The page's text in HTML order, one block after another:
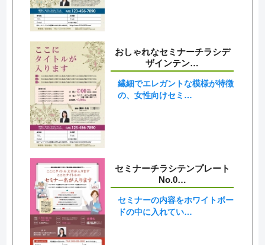
おしゃれなセミナーチラシデ
ザインテン…
繊細でエレガントな模様が特徴
の、女性向けセミ…
セミナーチラシテンプレート
No.0…
セミナーの内容をホワイトボー
ドの中に入れてい…